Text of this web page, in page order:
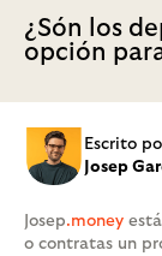
¿Són los
opción
Escrito
Josep
Josep.money
o contratas un